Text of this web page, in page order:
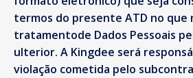
termos do presente ATD no que
tratamentode Dados Pessoais
ulterior. A Kingdee será
violação cometida pelo